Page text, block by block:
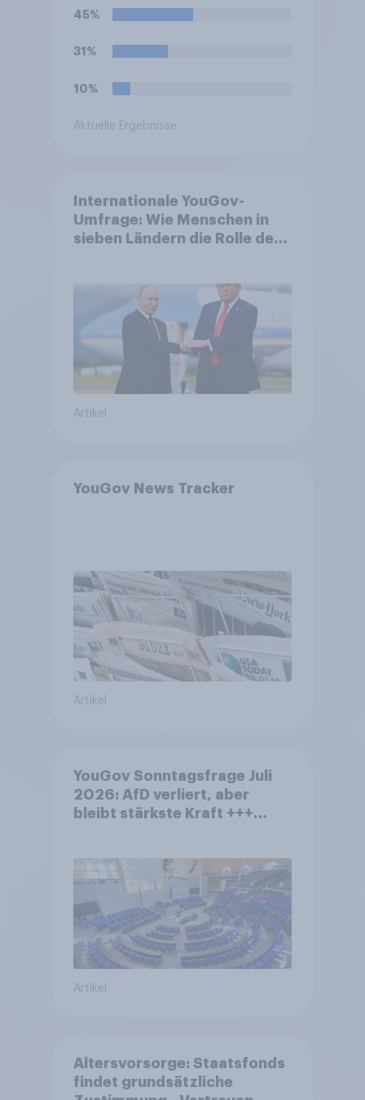
45%
31%
10%
Aktuelle Ergebnisse
Internationale YouGov-
Umfrage: Wie Menschen in
sieben Ländern die Rolle der
Bedrohungen und Bündnisse
bewerten
Artikel
YouGov News Tracker
Artikel
YouGov Sonntagsfrage Juli
2026: AfD verliert, aber
bleibt stärkste Kraft +++
Artikel
Altersvorsorge: Staatsfonds
findet grundsätzliche